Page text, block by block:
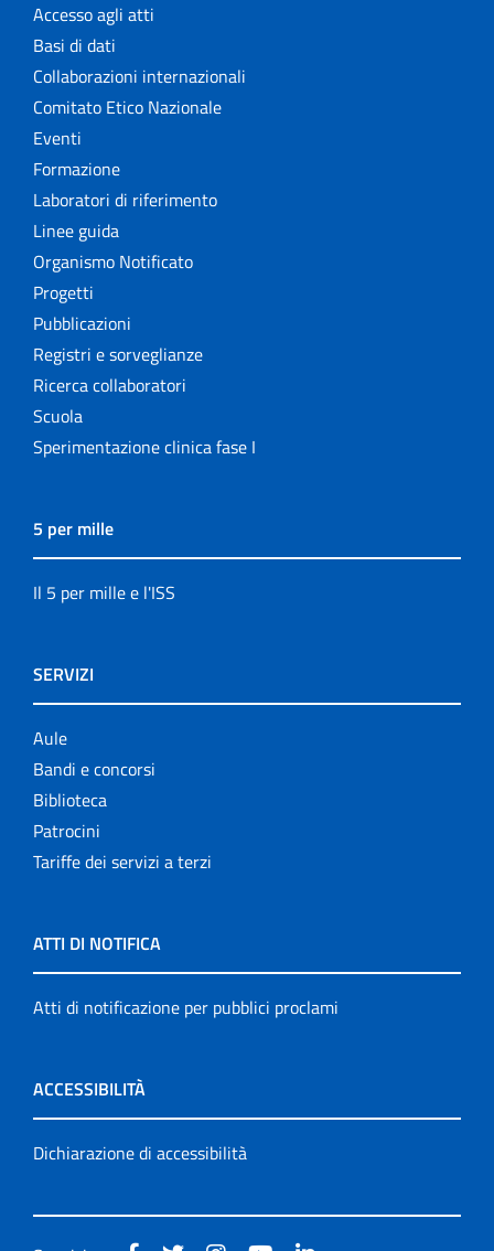
Accesso agli atti
Basi di dati
Collaborazioni internazionali
Comitato Etico Nazionale
Eventi
Formazione
Laboratori di riferimento
Linee guida
Organismo Notificato
Progetti
Pubblicazioni
Registri e sorveglianze
Ricerca collaboratori
Scuola
Sperimentazione clinica fase I
5 per mille
Il 5 per mille e l'ISS
SERVIZI
Aule
Bandi e concorsi
Biblioteca
Patrocini
Tariffe dei servizi a terzi
ATTI DI NOTIFICA
Atti di notificazione per pubblici proclami
ACCESSIBILITÀ
Dichiarazione di accessibilità